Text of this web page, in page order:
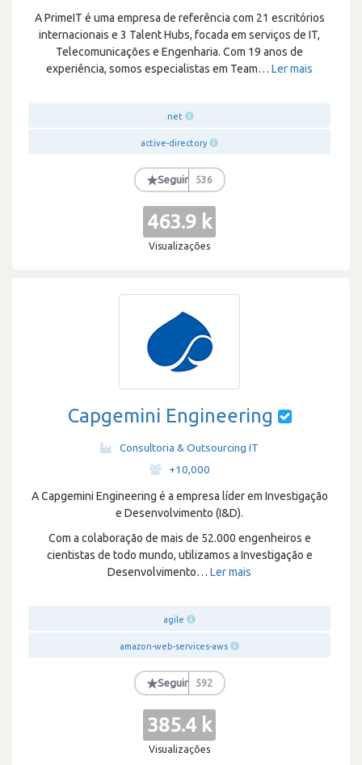
A PrimeIT é uma empresa de referência com 21 escritórios
internacionais e 3 Talent Hubs, focada em serviços de IT,
Telecomunicações e Engenharia. Com 19 anos de
experiência, somos especialistas em Team… Ler mais
.net
active-directory
★Seguir 536
463.9 k
Visualizações
Capgemini Engineering
Consultoria & Outsourcing IT
+10,000
A Capgemini Engineering é a empresa líder em Investigação
e Desenvolvimento (I&D).
Com a colaboração de mais de 52.000 engenheiros e
cientistas de todo mundo, utilizamos a Investigação e
Desenvolvimento… Ler mais
agile
amazon-web-services-aws
★Seguir 592
385.4 k
Visualizações